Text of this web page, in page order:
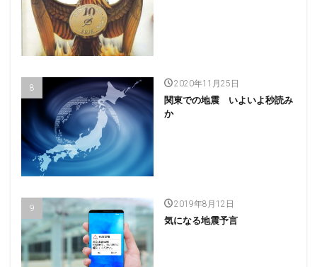
2020年11月25日
関東での地震 いよいよ秒読み
か
2019年8月12日
気になる地震予言